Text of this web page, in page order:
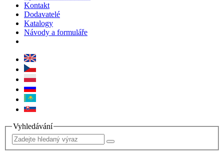
Kontakt
Dodavatelé
Katalogy
Návody a formuláře
Vyhledávání